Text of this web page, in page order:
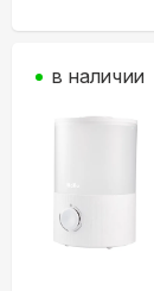
в наличии